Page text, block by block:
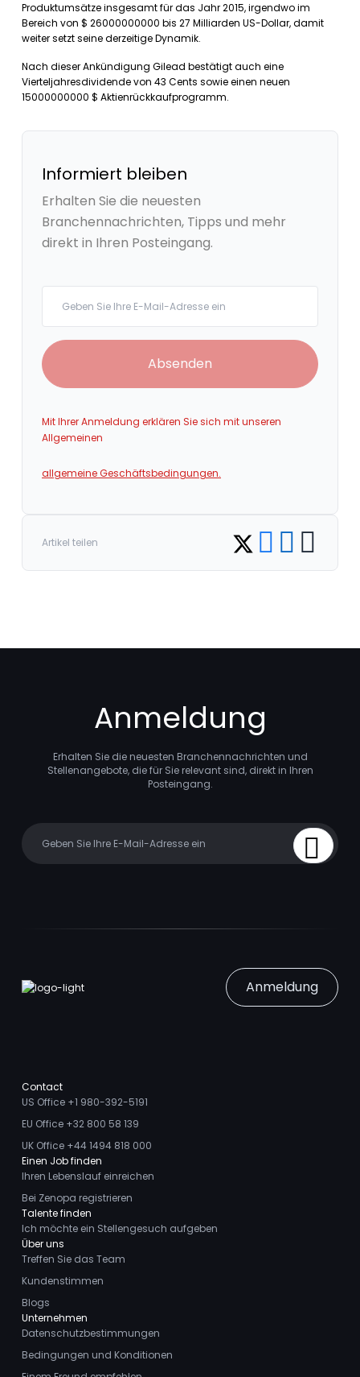
Produktumsätze insgesamt für das Jahr 2015, irgendwo im
Bereich von $ 26000000000 bis 27 Milliarden US-Dollar, damit
weiter setzt seine derzeitige Dynamik.
Nach dieser Ankündigung Gilead bestätigt auch eine
Vierteljahresdividende von 43 Cents sowie einen neuen
15000000000 $ Aktienrückkaufprogramm.
Informiert bleiben
Erhalten Sie die neuesten
Branchennachrichten, Tipps und mehr
direkt in Ihren Posteingang.
Absenden
Mit Ihrer Anmeldung erklären Sie sich mit unseren
Allgemeinen
allgemeine Geschäftsbedingungen.
Artikel teilen Share on Twitter
Share on Facebook
Share on
Copy link
Anmeldung
Erhalten Sie die neuesten Branchennachrichten und
Stellenangebote, die für Sie relevant sind, direkt in Ihren
Posteingang.
Sign Up
Anmeldung
Contact
US Office +1 980-392-5191
EU Office +32 800 58 139
UK Office +44 1494 818 000
Einen Job finden
Ihren Lebenslauf einreichen
Bei Zenopa registrieren
Talente finden
Ich möchte ein Stellengesuch aufgeben
Über uns
Treffen Sie das Team
Kundenstimmen
Blogs
Unternehmen
Datenschutzbestimmungen
Bedingungen und Konditionen